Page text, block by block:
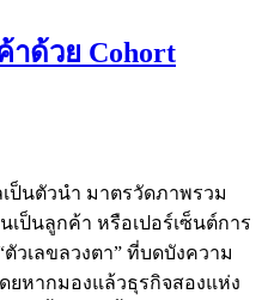
าด้วย Cohort
ป็นตัวนำ มาตรวัดภาพรวม
เป็นลูกค้า หรือเปอร์เซ็นต์การ
วเลขลวงตา” ที่บดบังความ
ยหากมองแล้วธุรกิจสองแห่ง